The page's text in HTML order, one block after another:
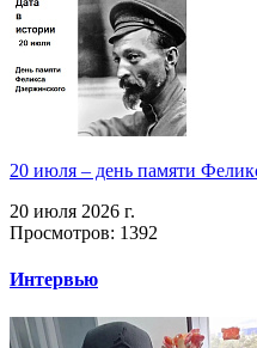
20 июля – день памяти
20 июля 2026 г.
Просмотров: 1392
Интервью